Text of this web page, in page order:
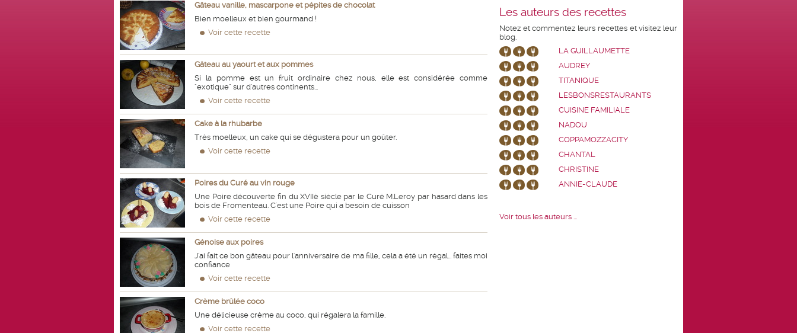
Gâteau vanille, mascarpone et pépites de chocolat
Bien moelleux et bien gourmand !
Voir cette recette
Gâteau au yaourt et aux pommes
Si la pomme est un fruit ordinaire chez nous, elle est considérée comme
"exotique" sur d'autres continents...
Voir cette recette
Cake à la rhubarbe
Très moelleux, un cake qui se dégustera pour un goûter.
Voir cette recette
Poires du Curé au vin rouge
Une Poire découverte fin du XVIIè siècle par le Curé M.Leroy par hasard dans les
bois de Fromenteau. C'est une Poire qui a besoin de cuisson
Voir cette recette
Génoise aux poires
J'ai fait ce bon gâteau pour l'anniversaire de ma fille, cela a été un régal... faites moi
confiance
Voir cette recette
Crème brûlée coco
Une délicieuse crème au coco, qui régalera la famille.
Voir cette recette
Les auteurs des recettes
Notez et commentez leurs recettes et visitez leur
blog.
LA GUILLAUMETTE
AUDREY
TITANIQUE
LESBONSRESTAURANTS
CUISINE FAMILIALE
NADOU
COPPAMOZZACITY
CHANTAL
CHRISTINE
ANNIE-CLAUDE
Voir tous les auteurs ...